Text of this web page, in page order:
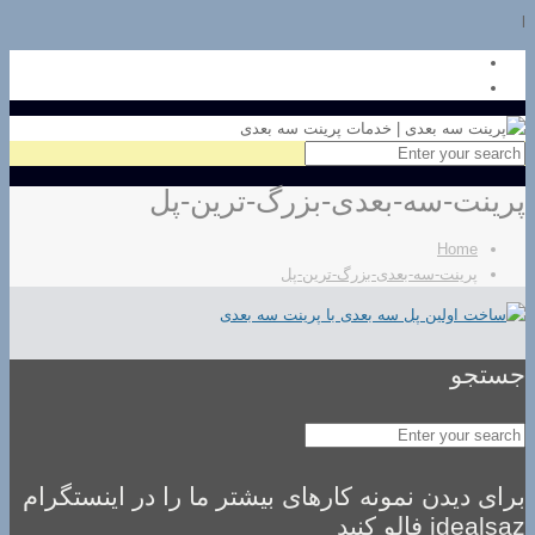
پرینت-سه-بعدی-بزرگ-ترین-پل
Home
پرینت-سه-بعدی-بزرگ-ترین-پل
جستجو
برای دیدن نمونه کارهای بیشتر ما را در اینستگرام
idealsaz فالو کنید